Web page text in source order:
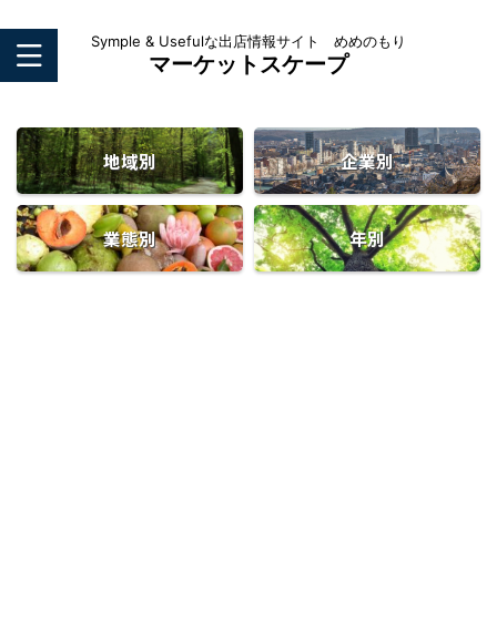
Symple & Usefulな出店情報サイト めめのもり
マーケットスケープ
地域別 企業別
業態別 年別